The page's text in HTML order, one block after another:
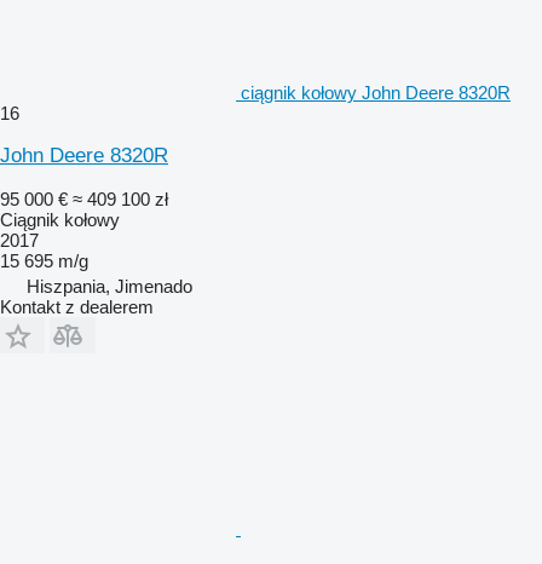
ciągnik kołowy John Deere 8320R
16
John Deere 8320R
95 000 € ≈ 409 100 zł
Ciągnik kołowy
2017
15 695 m/g
Hiszpania, Jimenado
Kontakt z dealerem